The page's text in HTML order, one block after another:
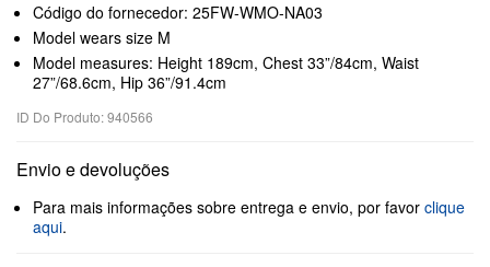
Código do fornecedor: 25FW-WMO-NA03
Model wears size M
Model measures: Height 189cm, Chest 33”/84cm, Waist
27”/68.6cm, Hip 36”/91.4cm
ID Do Produto: 940566
Envio e devoluções
Para mais informações sobre entrega e envio, por favor clique
aqui.